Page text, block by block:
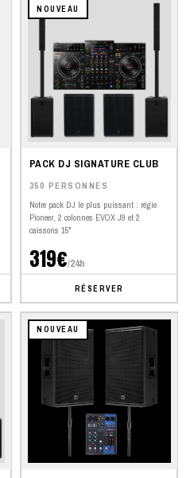
NOUVEAU
PACK DJ SIGNATURE CLUB
350 PERSONNES
Notre pack DJ le plus puissant : régie
Pioneer, 2 colonnes EVOX J9 et 2
caissons 15"
319€/24h
RÉSERVER
NOUVEAU